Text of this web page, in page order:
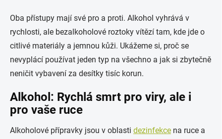
Oba přístupy mají své pro a proti. Alkohol vyhrává v
rychlosti, ale bezalkoholové roztoky vítězí tam, kde jde o
citlivé materiály a jemnou kůži. Ukážeme si, proč se
nevyplácí používat jeden typ na všechno a jak si zbytečně
neničit vybavení za desítky tisíc korun.
Alkohol: Rychlá smrt pro viry, ale i
pro vaše ruce
Alkoholové přípravky jsou v oblasti dezinfekce na ruce a